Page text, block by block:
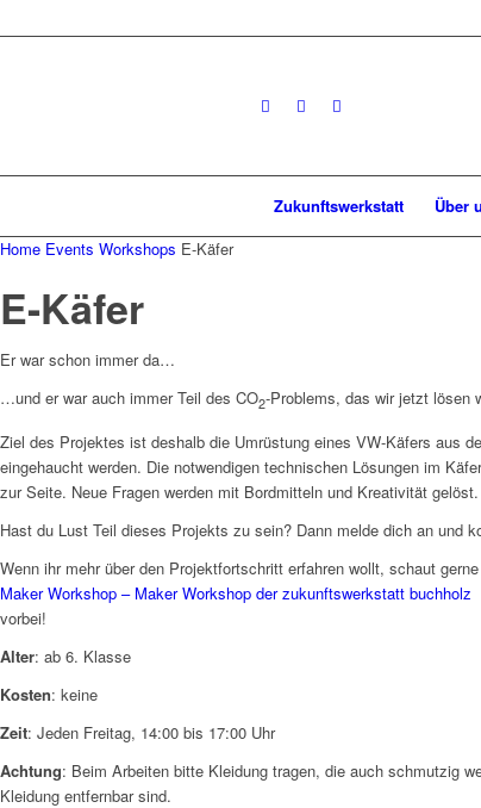
Zukunftswerkstatt Über
Home Events Workshops E-Käfer
E-Käfer
Er war schon immer da…
…und er war auch immer Teil des CO2-Problems, das wir jetzt lösen
Ziel des Projektes ist deshalb die Umrüstung eines VW-Käfers aus
eingehaucht werden. Die notwendigen technischen Lösungen im
zur Seite. Neue Fragen werden mit Bordmitteln und Kreativität
Hast du Lust Teil dieses Projekts zu sein? Dann melde dich an und
Wenn ihr mehr über den Projektfortschritt erfahren wollt, schaut
Maker Workshop – Maker Workshop der zukunftswerkstatt buchholz
vorbei!
Alter: ab 6. Klasse
Kosten: keine
Zeit: Jeden Freitag, 14:00 bis 17:00 Uhr
Achtung: Beim Arbeiten bitte Kleidung tragen, die auch schmutzig
Kleidung entfernbar sind.